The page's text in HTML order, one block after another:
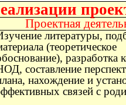
Проектная
литературы,
(теоретическое
разработка
составление
нахождение и
связей с